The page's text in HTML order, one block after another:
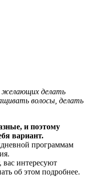
желающих делать
волосы, делать
и поэтому
вариант.
программам
интересуют
об этом подробнее.